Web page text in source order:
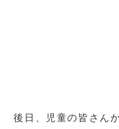
後日、児童の皆さん